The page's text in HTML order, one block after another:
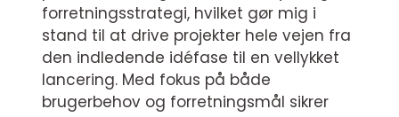
forretningsstrategi, hvilket gør mig i
stand til at drive projekter hele vejen fra
den indledende idéfase til en vellykket
lancering. Med fokus på både
brugerbehov og forretningsmål sikrer